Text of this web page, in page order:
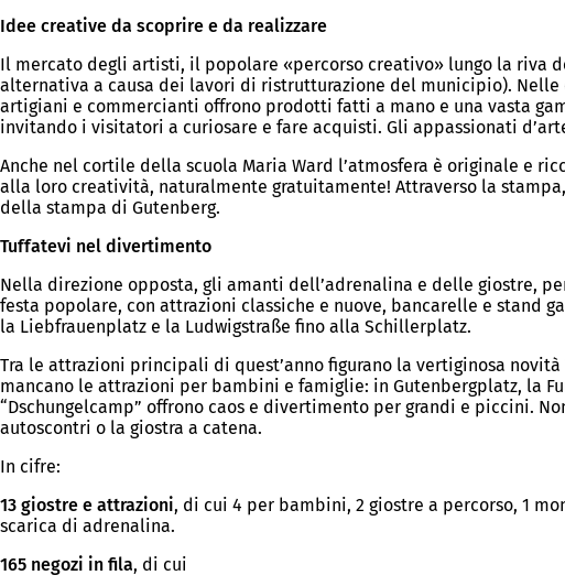
Idee creative da scoprire e da realizzare
Il mercato degli artisti, il popolare «percorso creativo» lungo la riva
alternativa a causa dei lavori di ristrutturazione del municipio).
artigiani e commercianti offrono prodotti fatti a mano e una vasta
invitando i visitatori a curiosare e fare acquisti. Gli appassionati
Anche nel cortile della scuola Maria Ward l’atmosfera è originale e
alla loro creatività, naturalmente gratuitamente! Attraverso la
della stampa di Gutenberg.
Tuffatevi nel divertimento
Nella direzione opposta, gli amanti dell’adrenalina e delle giostre,
festa popolare, con attrazioni classiche e nuove, bancarelle e stand
la Liebfrauenplatz e la Ludwigstraße fino alla Schillerplatz.
Tra le attrazioni principali di quest’anno figurano la vertiginosa novità
mancano le attrazioni per bambini e famiglie: in Gutenbergplatz, la
“Dschungelcamp” offrono caos e divertimento per grandi e piccini.
autoscontri o la giostra a catena.
In cifre:
13 giostre e attrazioni, di cui 4 per bambini, 2 giostre a percorso, 1
scarica di adrenalina.
165 negozi in fila, di cui